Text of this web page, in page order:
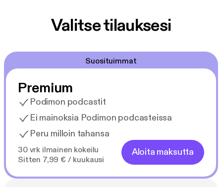
Valitse tilauksesi
Suosituimmat
Premium
Podimon podcastit
Ei mainoksia Podimon podcasteissa
Peru milloin tahansa
30 vrk ilmainen kokeilu
Sitten 7,99 € / kuukausi
Aloita maksutta